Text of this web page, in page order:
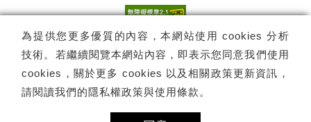
為提供您更多優質的內容，本網站使用 cookies 分析
技術。若繼續閱覽本網站內容，即表示您同意我們使用
cookies，關於更多 cookies 以及相關政策更新資訊，
請閱讀我們的隱私權政策與使用條款 。
電子報訂閱 訂閱
Copyright © 國家表演藝術中心 -衛武營國家藝術文化中心